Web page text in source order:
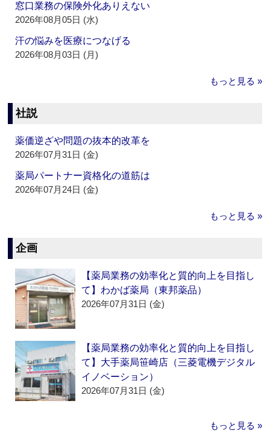
窓口業務の保険外化ありえない
2026年08月05日 (水)
汗の悩みを医療につなげる
2026年08月03日 (月)
もっと見る »
社説
薬価逆ざや問題の抜本的改革を
2026年07月31日 (金)
薬局パートナー資格化の道筋は
2026年07月24日 (金)
もっと見る »
企画
【薬局業務の効率化と質的向上を目指し
て】わかば薬局（東邦薬品）
2026年07月31日 (金)
【薬局業務の効率化と質的向上を目指し
て】大手薬局笹崎店（三菱電機デジタル
イノベーション）
2026年07月31日 (金)
もっと見る »